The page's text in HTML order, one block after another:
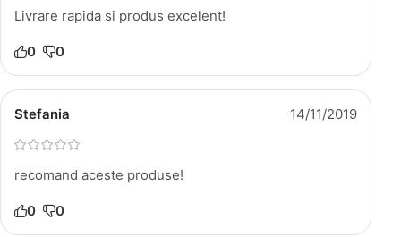
Livrare rapida si produs excelent!
0 0
Stefania 14/11/2019
recomand aceste produse!
0 0